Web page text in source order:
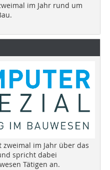
im Jahr rund um
zweimal im Jahr über das
spricht dabei
Tätigen an.